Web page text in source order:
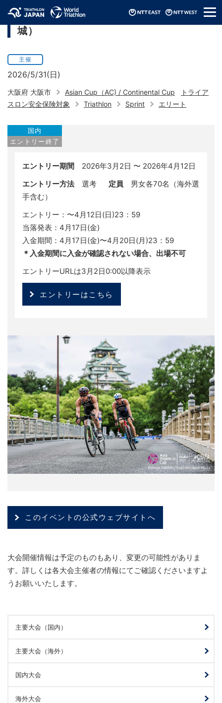
メ
ニ
アジアトライアスロンカップ（2026/大阪
城）
主催
2026/5/31(日)
大阪府 大阪市 Asian Cup（AC) / Continental Cup
トライア
スロン安全保険対象
Triathlon Sprint エリート
国内
エントリー終了
エントリー期間 2026年3月2日 〜 2026年4月12日
エントリー方法選考 定員 男女各70名（海外選
手含む）
エントリー：〜4月12日(日)23：59
当落発表：4月17日(金)
入金期間：4月17日(金)〜4月20日(月)23：59
＊入金期間に入金が確認されない場合、出場不可
エントリーURLは3月2日0:00以降表示
エントリーはこちら
このイベントの公式ウェブサイトへ
大会開催情報は予定のものもあり、変更の可能性がありま
す。詳しくは各大会主催者の情報にてご確認くださいますよ
うお願いいたします。
主要大会（国内）
主要大会（海外）
国内大会
海外大会